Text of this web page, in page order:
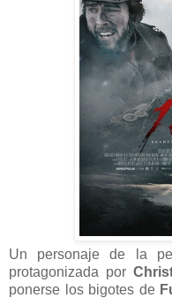
Un personaje de la
protagonizada por
ponerse los bigotes de